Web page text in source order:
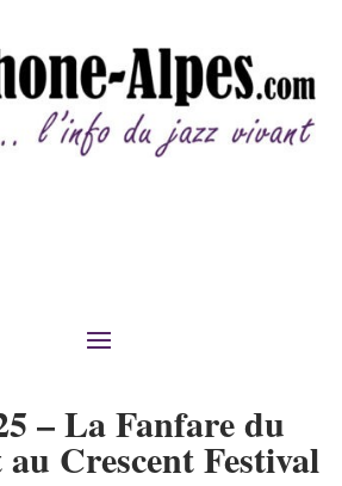
– La Fanfare du
Crescent Festival